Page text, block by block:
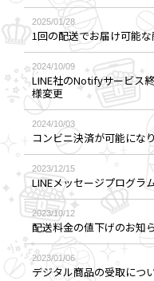
2025/01/28
1回の配送でお届け可能
2024/10/09
LINE社のNotifyサービス
様変更
2024/10/03
コンビニ決済が可能にな
2023/12/15
LINEメッセージプログラ
2023/10/12
配送料金の値下げのお知
2023/01/06
デジタル商品の受取につ